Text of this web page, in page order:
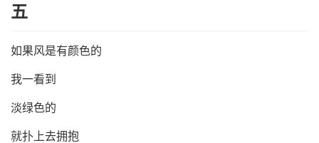
五
如果风是有颜色的
我一看到
淡绿色的
就扑上去拥抱